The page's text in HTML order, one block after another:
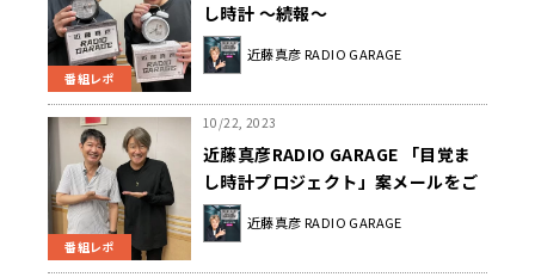
番組レポ
し時計 ～続報～
近藤真彦 RADIO GARAGE
番組レポ
10/22, 2023
近藤真彦RADIO GARAGE 「目覚ま
し時計プロジェクト」案メールをご
紹介！
近藤真彦 RADIO GARAGE